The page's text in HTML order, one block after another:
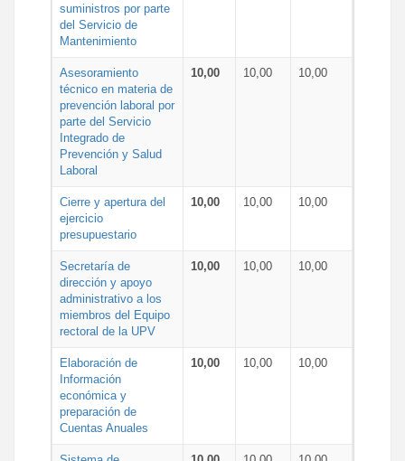
suministros por parte
del Servicio de
Mantenimiento
Asesoramiento
técnico en materia de
prevención laboral por
parte del Servicio
Integrado de
Prevención y Salud
Laboral
10,00 10,00 10,00
Cierre y apertura del
ejercicio
presupuestario
10,00 10,00 10,00
Secretaría de
dirección y apoyo
administrativo a los
miembros del Equipo
rectoral de la UPV
10,00 10,00 10,00
Elaboración de
Información
económica y
preparación de
Cuentas Anuales
10,00 10,00 10,00